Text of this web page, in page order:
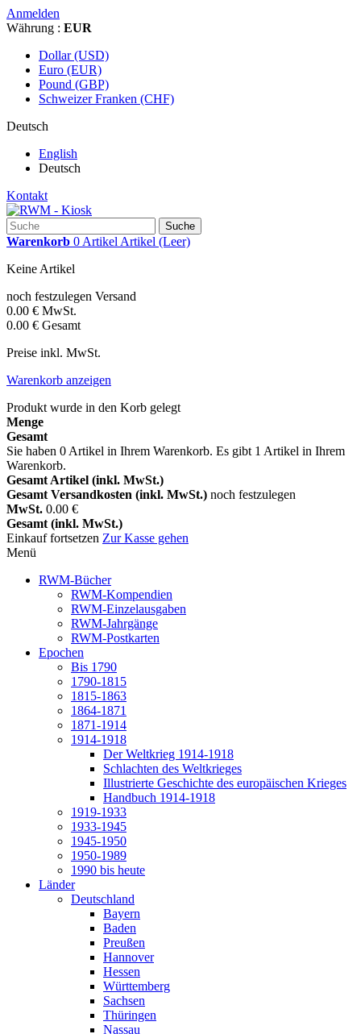
Anmelden
Währung : EUR
Dollar (USD)
Euro (EUR)
Pound (GBP)
Schweizer Franken (CHF)
Deutsch
English
Deutsch
Kontakt
Suche
Warenkorb 0 Artikel Artikel (Leer)
Keine Artikel
noch festzulegen Versand
0.00 € MwSt.
0.00 € Gesamt
Preise inkl. MwSt.
Warenkorb anzeigen
Produkt wurde in den Korb gelegt
Menge
Gesamt
Sie haben 0 Artikel in Ihrem Warenkorb. Es gibt 1 Artikel in Ihrem
Warenkorb.
Gesamt Artikel (inkl. MwSt.)
Gesamt Versandkosten (inkl. MwSt.) noch festzulegen
MwSt. 0.00 €
Gesamt (inkl. MwSt.)
Einkauf fortsetzen Zur Kasse gehen
Menü
RWM-Bücher
RWM-Kompendien
RWM-Einzelausgaben
RWM-Jahrgänge
RWM-Postkarten
Epochen
Bis 1790
1790-1815
1815-1863
1864-1871
1871-1914
1914-1918
Der Weltkrieg 1914-1918
Schlachten des Weltkrieges
Illustrierte Geschichte des europäischen Krieges
Handbuch 1914-1918
1919-1933
1933-1945
1945-1950
1950-1989
1990 bis heute
Länder
Deutschland
Bayern
Baden
Preußen
Hannover
Hessen
Württemberg
Sachsen
Thüringen
Nassau